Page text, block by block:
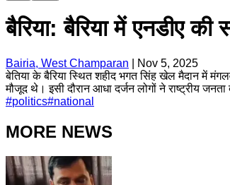
बैरिया: बैरिया में एनडीए की
Bairia, West Champaran
Nov 5, 2025
बेतिया के बैरिया स्थित शहीद भगत सिंह खेल मैदान में
मौजूद थे। इसी दौरान आधा दर्जन लोगों ने राष्ट्रीय
#politics#national
MORE NEWS